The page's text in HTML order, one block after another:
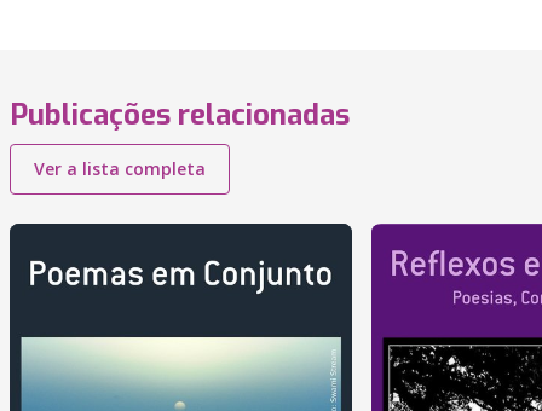
Publicações relacionadas
Ver a lista completa